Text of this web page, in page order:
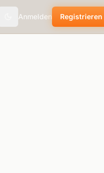
theme.toggle
Anmelden Registrieren